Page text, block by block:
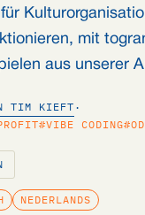
mit
aus unserer
TIM KIEFT ·
#VIBE CODING
NEDERLANDS